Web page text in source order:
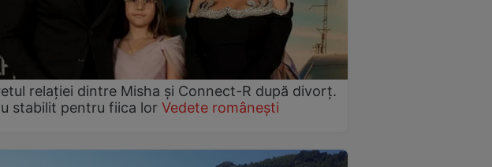
relației dintre Misha și Connect-R după divorț.
stabilit pentru fiica lor Vedete românești